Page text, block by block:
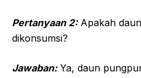
Pertanyaan 2:Apakah
dikonsumsi?
Jawaban:Ya, daun